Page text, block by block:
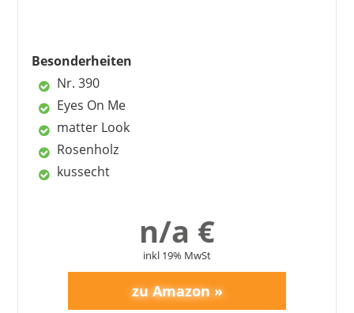
Besonderheiten
Nr. 390
Eyes On Me
matter Look
Rosenholz
kussecht
n/a €
inkl 19% MwSt